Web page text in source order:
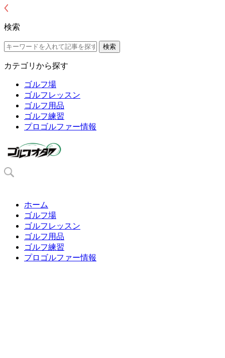
検索
カテゴリから探す
ゴルフ場
ゴルフレッスン
ゴルフ用品
ゴルフ練習
プロゴルファー情報
ホーム
ゴルフ場
ゴルフレッスン
ゴルフ用品
ゴルフ練習
プロゴルファー情報